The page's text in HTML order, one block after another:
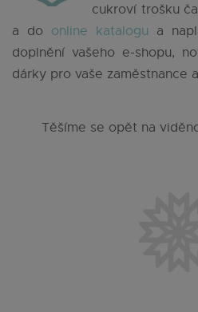
cukroví trošku
a do online katalogu a
doplnění vašeho e-shopu,
dárky pro vaše zaměstnance
Těšíme se opět na